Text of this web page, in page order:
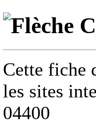
Cette fiche
les sites
04400